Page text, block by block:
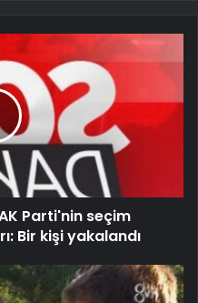
Parti'nin seçim
Bir kişi yakalandı